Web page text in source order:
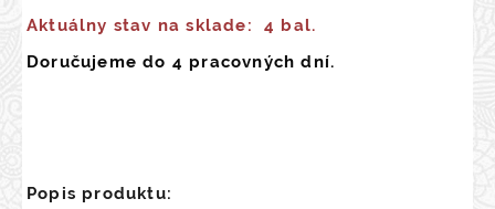
Aktuálny stav na sklade:
4 bal.
Doručujeme do 4 pracovných dní.
Popis produktu: